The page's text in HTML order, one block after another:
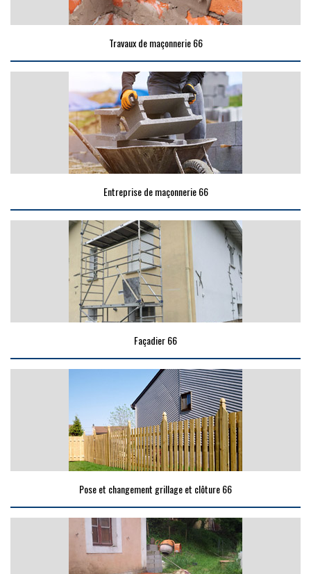
Travaux de maçonnerie 66
Entreprise de maçonnerie 66
Façadier 66
Pose et changement grillage et clôture 66